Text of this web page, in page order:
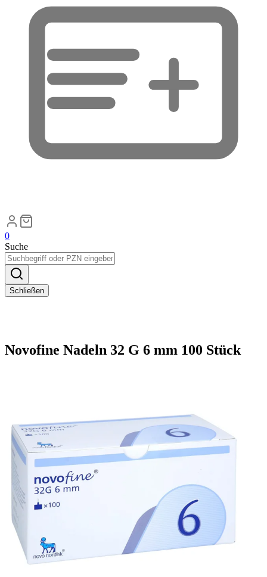
0
Suche
Schließen
Novofine Nadeln 32 G 6 mm 100 Stück